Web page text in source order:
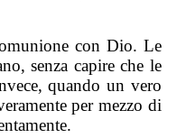
con Dio. Le
senza capire che le
quando un vero
per mezzo di